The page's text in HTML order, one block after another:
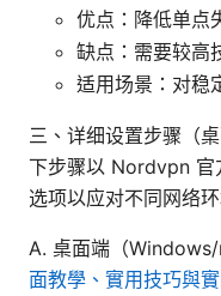
优点：降低单点
缺点：需要较高
适用场景：对稳
三、详细设置步骤（
下步骤以 Nordvpn 官
选项以应对不同网络环
A. 桌面端（Windows/
面教學、實用技巧與